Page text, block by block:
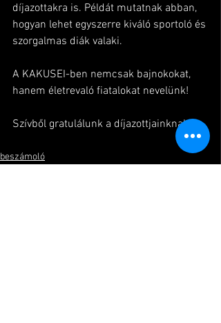
díjazottakra is. Példát mutatnak abban,
hogyan lehet egyszerre kiváló sportoló és
szorgalmas diák valaki.
A KAKUSEI-ben nemcsak bajnokokat,
hanem életrevaló fiatalokat nevelünk!
Szívből gratulálunk a díjazottjainknak!
beszámoló